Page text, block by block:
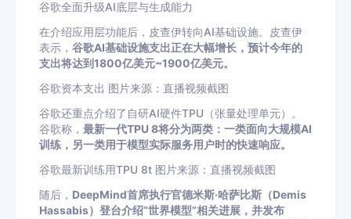
谷歌全面升级AI底层与生成能力
在介绍应用层功能后，皮查伊转向AI基础设施。皮查伊
表示， 谷歌AI基础设施支出正在大幅增长，预计今年的
支出将达到1800亿美元~1900亿美元。
谷歌资本支出 图片来源：直播视频截图
谷歌还重点介绍了自研AI硬件TPU（张量处理单元）。
谷歌称， 最新一代TPU 8将分为两类：一类面向大规模AI
训练，另一类用于模型实际服务用户时的快速响应。
谷歌最新训练用TPU 8t 图片来源：直播视频截图
随后， DeepMind首席执行官德米斯·哈萨比斯（Demis
Hassabis）登台介绍“世界模型”相关进展，并发布